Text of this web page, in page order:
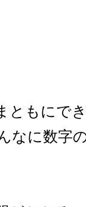
ともにで
なに数字